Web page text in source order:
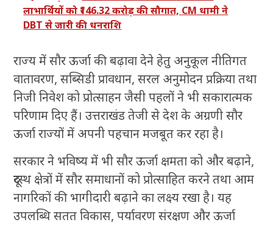
लाभार्थियों को ₹146.32 करोड़ की सौगात, CM धामी ने
DBT से जारी की धनराशि
राज्य में सौर ऊर्जा की बढ़ावा देने हेतु अनुकूल नीतिगत
वातावरण, सब्सिडी प्रावधान, सरल अनुमोदन प्रक्रिया तथा
निजी निवेश को प्रोत्साहन जैसी पहलों ने भी सकारात्मक
परिणाम दिए हैं। उत्तराखंड तेजी से देश के अग्रणी सौर
ऊर्जा राज्यों में अपनी पहचान मजबूत कर रहा है।
सरकार ने भविष्य में भी सौर ऊर्जा क्षमता को और बढ़ाने,
दूरस्थ क्षेत्रों में सौर समाधानों को प्रोत्साहित करने तथा आम
नागरिकों की भागीदारी बढ़ाने का लक्ष्य रखा है। यह
उपलब्धि सतत विकास, पर्यावरण संरक्षण और ऊर्जा